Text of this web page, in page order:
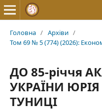
Головна / Архіви /
Том 69 № 5 (774) (2026):
ДО 85-річчя
УКРАЇНИ
ТУНИЦІ